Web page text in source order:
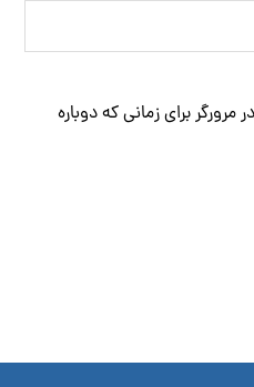
برای زمانی که دوباره